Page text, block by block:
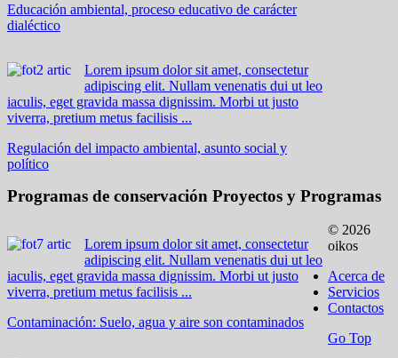
Educación ambiental, proceso educativo de carácter
dialéctico
Lorem ipsum dolor sit amet, consectetur
adipiscing elit. Nullam venenatis dui ut leo
iaculis, eget gravida massa dignissim. Morbi ut justo
viverra, pretium metus facilisis ...
Regulación del impacto ambiental, asunto social y
político
Programas de conservación Proyectos y Programas
Lorem ipsum dolor sit amet, consectetur
adipiscing elit. Nullam venenatis dui ut leo
iaculis, eget gravida massa dignissim. Morbi ut justo
viverra, pretium metus facilisis ...
Contaminación: Suelo, agua y aire son contaminados
© 2026
oikos
Acerca de
Servicios
Contactos
Go Top